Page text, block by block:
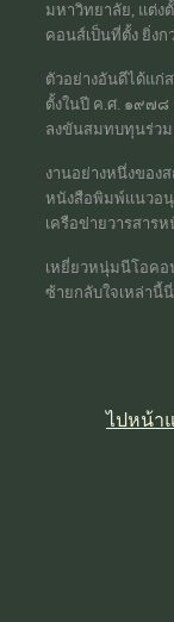
มหาวิทยาลัย, แต่ง
คอนส์เป็นที่ตั้ง ยิ่ง
ตัวอย่างอันดีได้แก่ส
ตั้งในปี ค.ศ. ๑๙๗๘
ลงขันสมทบทุนร่วม
งานอย่างหนึ่งของ
หนังสือพิมพ์แนวอนุ
เครือข่ายวารสาร
เหยี่ยวหนุ่มนีโอคอ
ซ้ายกลับใจเหล่านี้นี่
ไปหน้า